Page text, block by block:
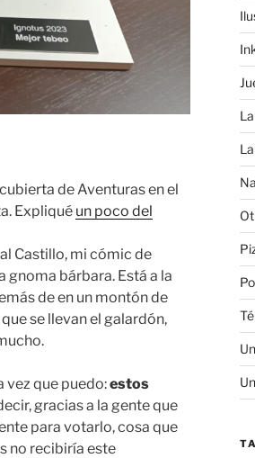
de Aventuras en el
Expliqué un poco del
Castillo, mi cómic de
gnoma bárbara. Está a la
de en un montón de
se llevan el galardón,
vez que puedo:estos
gracias a la gente que
para votarlo, cosa que
no recibiría este